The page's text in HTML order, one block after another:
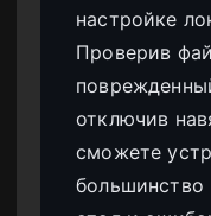
настройке
Проверив
отключив
сможете
большинство